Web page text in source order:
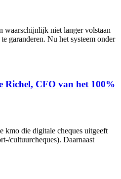
waarschijnlijk niet langer volstaan
garanderen. Nu het systeem onder
Richel, CFO van het 100%
kmo die digitale cheques uitgeeft
cultuurcheques). Daarnaast